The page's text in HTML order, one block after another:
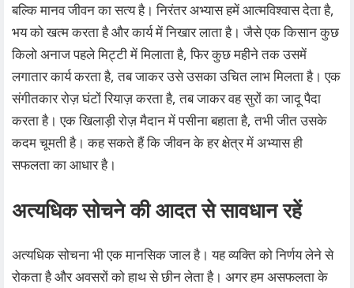
बल्कि मानव जीवन का सत्य है। निरंतर अभ्यास हमें आत्मविश्वास देता है,
भय को खत्म करता है और कार्य में निखार लाता है। जैसे एक किसान कुछ
किलो अनाज पहले मिट्टी में मिलाता है, फिर कुछ महीने तक उसमें
लगातार कार्य करता है, तब जाकर उसे उसका उचित लाभ मिलता है। एक
संगीतकार रोज़ घंटों रियाज़ करता है, तब जाकर वह सुरों का जादू पैदा
करता है। एक खिलाड़ी रोज़ मैदान में पसीना बहाता है, तभी जीत उसके
कदम चूमती है। कह सकते हैं कि जीवन के हर क्षेत्र में अभ्यास ही
सफलता का आधार है।
अत्यधिक सोचने की आदत से सावधान रहें
अत्यधिक सोचना भी एक मानसिक जाल है। यह व्यक्ति को निर्णय लेने से
रोकता है और अवसरों को हाथ से छीन लेता है। अगर हम असफलता के